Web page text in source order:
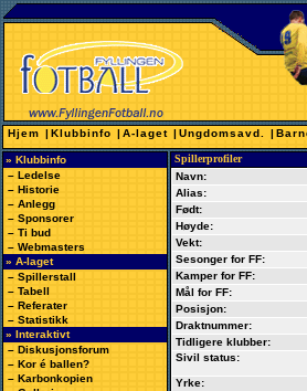
Hjem | Klubbinfo | A-laget | Ungdomsavd. |
» Klubbinfo
– Ledelse
– Historie
– Anlegg
– Sponsorer
– Ti bud
– Webmasters
» A-laget
– Spillerstall
– Tabell
– Referater
– Statistikk
» Interaktivt
– Diskusjonsforum
– Kor é ballen?
– Karbonkopien
Spillerprofiler
Navn:
Alias:
Født:
Høyde:
Vekt:
Sesonger for FF:
Kamper for FF:
Mål for FF:
Posisjon:
Draktnummer:
Tidligere klubber:
Sivil status:
Yrke: